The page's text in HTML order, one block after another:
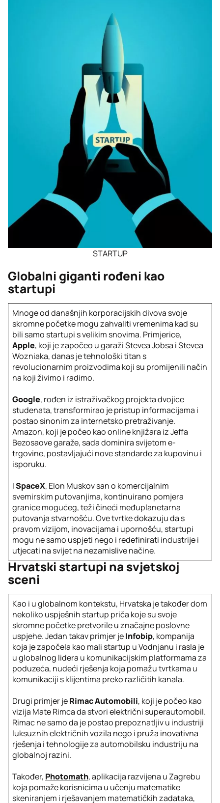
STARTUP
Globalni giganti rođeni kao
startupi
Mnoge od današnjih korporacijskih divova svoje
skromne početke mogu zahvaliti vremenima kad su
bili samo startupi s velikim snovima. Primjerice,
Apple, koji je započeo u garaži Stevea Jobsa i Stevea
Wozniaka, danas je tehnološki titan s
revolucionarnim proizvodima koji su promijenili način
na koji živimo i radimo.
Google, rođen iz istraživačkog projekta dvojice
studenata, transformirao je pristup informacijama i
postao sinonim za internetsko pretraživanje.
Amazon, koji je počeo kao online knjižara iz Jeffa
Bezosaove garaže, sada dominira svijetom e-
trgovine, postavljajući nove standarde za kupovinu i
isporuku.
ISpaceX, Elon Muskov san o komercijalnim
svemirskim putovanjima, kontinuirano pomjera
granice mogućeg, teži čineći međuplanetarna
putovanja stvarnošću. Ove tvrtke dokazuju da s
pravom vizijom, inovacijama i upornošću, startupi
mogu ne samo uspjeti nego i redefinirati industrije i
utjecati na svijet na nezamislive načine.
Hrvatski startupi na svjetskoj
sceni
Kao i u globalnom kontekstu, Hrvatska je također dom
nekoliko uspješnih startup priča koje su svoje
skromne početke pretvorile u značajne poslovne
uspjehe. Jedan takav primjer jeInfobip, kompanija
koja je započela kao mali startup u Vodnjanu i rasla je
u globalnog lidera u komunikacijskim platformama za
poduzeća, nudeći rješenja koja pomažu tvrtkama u
komunikaciji s klijentima preko različitih kanala.
Drugi primjer jeRimac Automobili, koji je počeo kao
vizija Mate Rimca da stvori električni superautomobil.
Rimac ne samo da je postao prepoznatljiv u industriji
luksuznih električnih vozila nego i pruža inovativna
rješenja i tehnologije za automobilsku industriju na
globalnoj razini.
Također, Photomath, aplikacija razvijena u Zagrebu
koja pomaže korisnicima u učenju matematike
skeniranjem i rješavanjem matematičkih zadataka,